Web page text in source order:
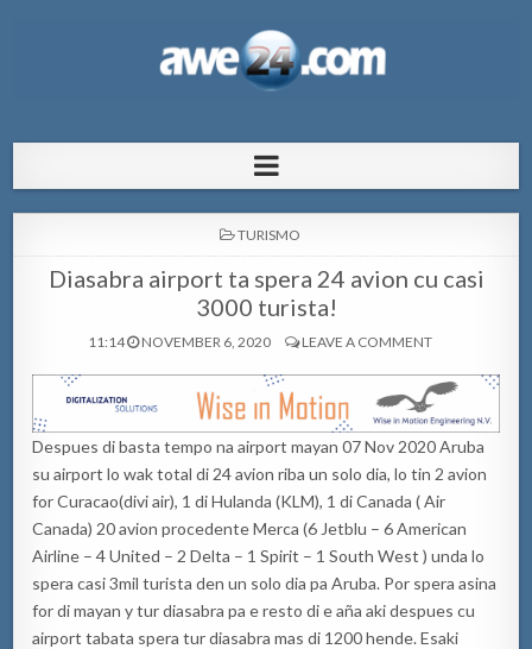
pa Aruba
POSTED
TURISMO
Diasabra airport ta spera 24 avion cu casi
3000 turista!
11:14 NOVEMBER 6, 2020 LEAVE A COMMENT
Despues di basta tempo na airport mayan 07 Nov 2020 Aruba
su airport lo wak total di 24 avion riba un solo dia, lo tin 2 avion
for Curacao(divi air), 1 di Hulanda (KLM), 1 di Canada ( Air
Canada) 20 avion procedente Merca (6 Jetblu – 6 American
Airline – 4 United – 2 Delta – 1 Spirit – 1 South West ) unda lo
spera casi 3mil turista den un solo dia pa Aruba. Por spera asina
for di mayan y tur diasabra pa e resto di e aña aki despues cu
airport tabata spera tur diasabra mas di 1200 hende. Esaki